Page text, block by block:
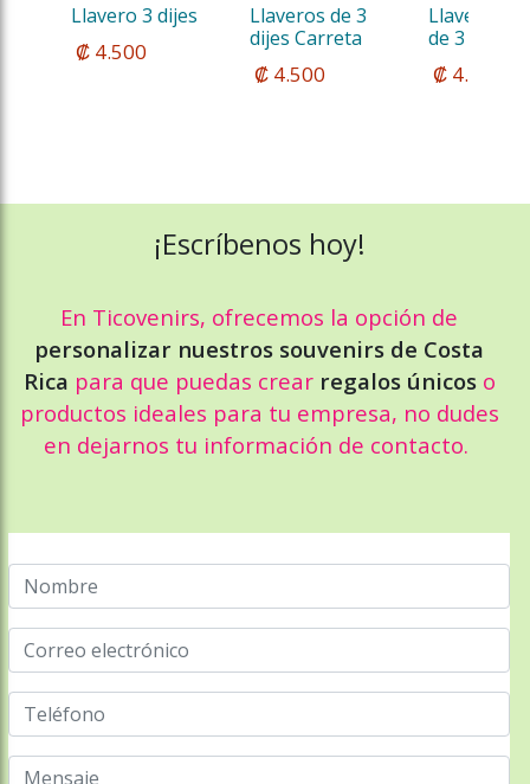
Llavero 3 dijes
₡ 4.500
Llaveros de 3
dijes Carreta
₡ 4.500
Llavero
de 3 dijes
₡ 4.500
¡Escríbenos hoy!
En Ticovenirs, ofrecemos la opción de
personalizar nuestros souvenirs de Costa
Rica para que puedas crear regalos únicos o
productos ideales para tu empresa, no dudes
en dejarnos tu información de contacto.